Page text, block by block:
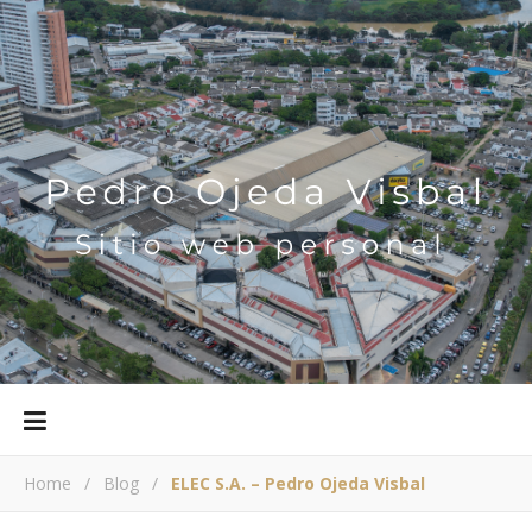
Home / Blog / ELEC S.A. – Pedro Ojeda Visbal